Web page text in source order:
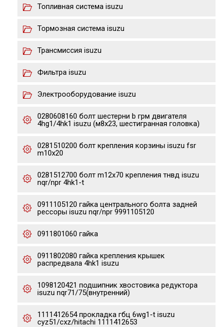
Топливная система isuzu
Тормозная система isuzu
Трансмиссия isuzu
Фильтра isuzu
Электрооборудование isuzu
0280608160 болт шестерни b грм двигателя
4hg1/4hk1 isuzu (м8х23, шестигранная головка)
0281510200 болт крепления корзины isuzu fsr
m10x20
0281512700 болт m12x70 крепления тнвд isuzu
nqr/npr 4hk1-t
0911105120 гайка центрального болта задней
рессоры isuzu nqr/npr 9991105120
0911801060 гайка
0911802080 гайка крепления крышек
распредвала 4hk1 isuzu
1098120421 подшипник хвостовика редуктора
isuzu nqr71/75(внутренний)
1111412654 прокладка гбц 6wg1-t isuzu
cyz51/cxz/hitachi 1111412653